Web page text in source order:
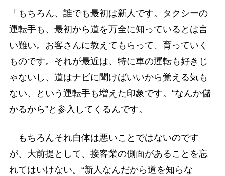
「もちろん、誰でも最初は新人です。タクシーの
運転手も、最初から道を万全に知っているとは言
い難い。お客さんに教えてもらって、育っていく
ものです。それが最近は、特に車の運転も好きじ
ゃないし、道はナビに聞けばいいから覚える気も
ない、という運転手も増えた印象です。“なんか儲
かるから”と参入してくるんです。
もちろんそれ自体は悪いことではないのです
が、大前提として、接客業の側面があることを忘
れてはいけない。“新人なんだから道を知らな